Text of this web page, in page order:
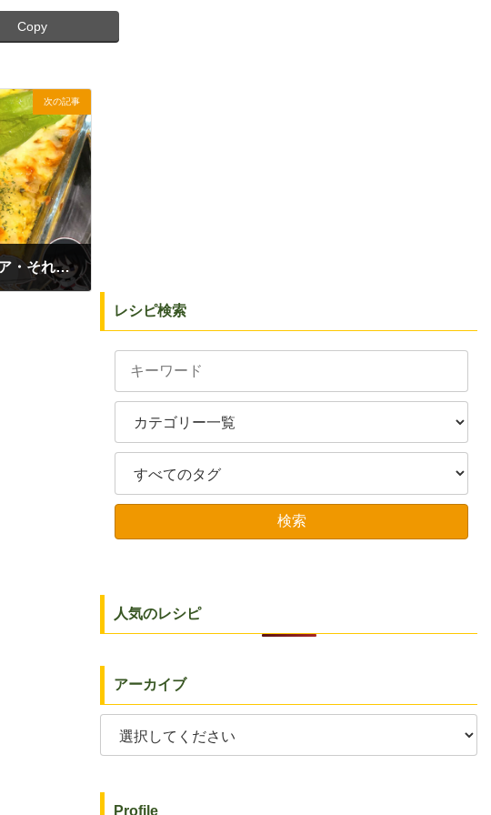
Copy
次の記事
2026/02/13（金）夕食｜カレーリメイクドリア・それっぽいサラダ
レシピ検索
人気のレシピ
アーカイブ
Profile